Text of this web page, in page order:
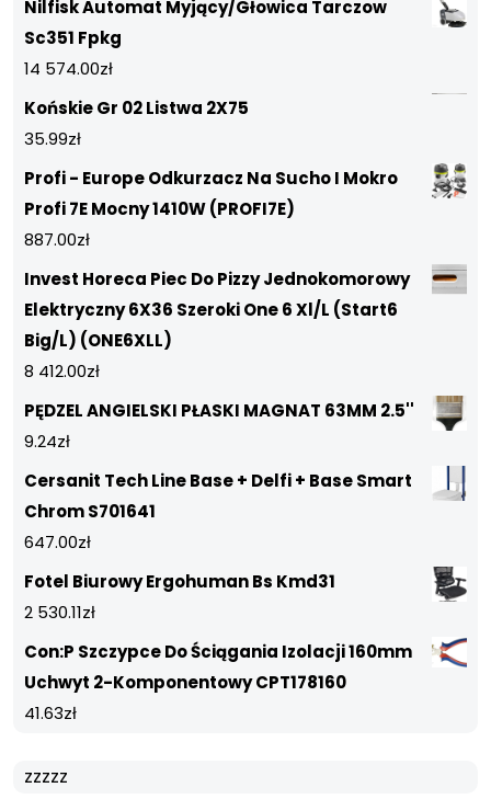
Nilfisk Automat Myjący/Głowica Tarczow
Sc351 Fpkg
14 574.00zł
Końskie Gr 02 Listwa 2X75
35.99zł
Profi - Europe Odkurzacz Na Sucho I Mokro
Profi 7E Mocny 1410W (PROFI7E)
887.00zł
Invest Horeca Piec Do Pizzy Jednokomorowy
Elektryczny 6X36 Szeroki One 6 Xl/L (Start6
Big/L) (ONE6XLL)
8 412.00zł
PĘDZEL ANGIELSKI PŁASKI MAGNAT 63MM 2.5''
9.24zł
Cersanit Tech Line Base + Delfi + Base Smart
Chrom S701641
647.00zł
Fotel Biurowy Ergohuman Bs Kmd31
2 530.11zł
Con:P Szczypce Do Ściągania Izolacji 160mm
Uchwyt 2-Komponentowy CPT178160
41.63zł
zzzzz